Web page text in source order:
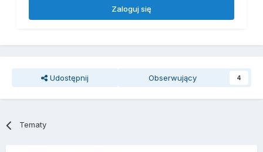
Zaloguj się
Udostępnij Obserwujący 4
Tematy